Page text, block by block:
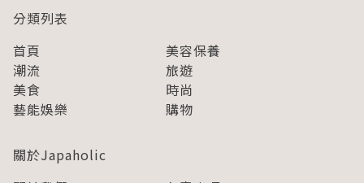
分類列表
首頁
美容保養
潮流
旅遊
美食
時尚
藝能娛樂
購物
關於Japaholic